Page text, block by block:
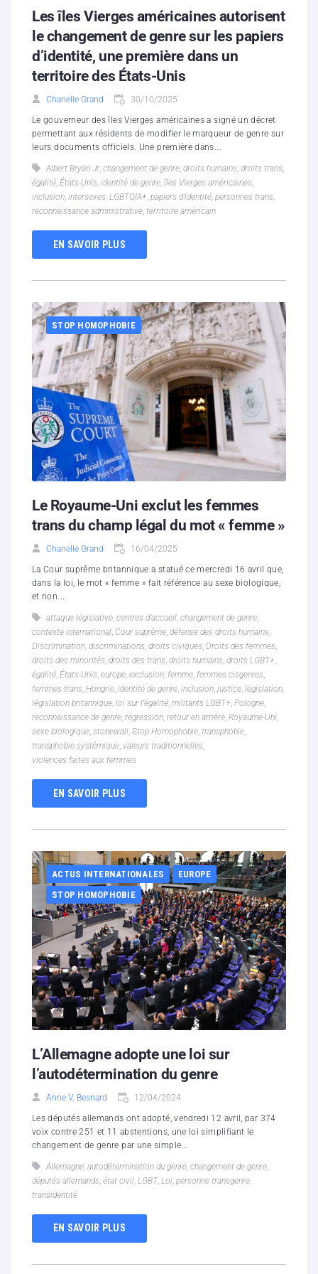
Les îles Vierges américaines autorisent
le changement de genre sur les papiers
d’identité, une première dans un
territoire des États-Unis
Chanelle Grand 30/10/2025
Le gouverneur des îles Vierges américaines a signé un décret
permettant aux résidents de modifier le marqueur de genre sur
leurs documents officiels. Une première dans...
Albert Bryan Jr, changement de genre, droits humains, droits trans,
égalité, États-Unis, identité de genre, îles Vierges américaines,
inclusion, intersexes, LGBTQIA+, papiers d’identité, personnes trans,
reconnaissance administrative, territoire américain
EN SAVOIR PLUS
STOP HOMOPHOBIE
Le Royaume-Uni exclut les femmes
trans du champ légal du mot « femme »
Chanelle Grand 16/04/2025
La Cour suprême britannique a statué ce mercredi 16 avril que,
dans la loi, le mot « femme » fait référence au sexe biologique,
et non...
attaque législative, centres d’accueil, changement de genre,
contexte international, Cour suprême, défense des droits humains,
Discrimination, discriminations, droits civiques, Droits des femmes,
droits des minorités, droits des trans, droits humains, droits LGBT+,
égalité, États-Unis, europe, exclusion, femme, femmes cisgenres,
femmes trans, Hongrie, identité de genre, inclusion, justice, législation,
législation britannique, loi sur l’égalité, militants LGBT+, Pologne,
reconnaissance de genre, régression, retour en arrière, Royaume-Uni,
sexe biologique, stonewall, Stop Homophobie, transphobie,
transphobie systémique, valeurs traditionnelles,
violences faites aux femmes
EN SAVOIR PLUS
ACTUS INTERNATIONALES
EUROPE
STOP HOMOPHOBIE
L’Allemagne adopte une loi sur
l’autodétermination du genre
Anne V. Besnard 12/04/2024
Les députés allemands ont adopté, vendredi 12 avril, par 374
voix contre 251 et 11 abstentions, une loi simplifiant le
changement de genre par une simple...
Allemagne, autodétermination du genre, changement de genre,
députés allemands, état civil, LGBT, Loi, personne transgenre,
transidentité
EN SAVOIR PLUS